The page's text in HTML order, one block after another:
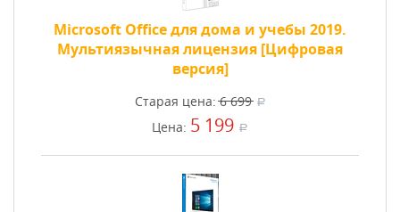
Microsoft Office для дома и учебы 2019.
Мультиязычная лицензия [Цифровая
версия]
Старая цена:6 699 a
Цена: 5 199 a